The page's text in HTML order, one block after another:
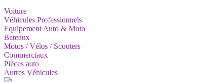
Voiture
Véhicules Professionnels
Equipement Auto & Moto
Bateaux
Motos / Vélos / Scooters
Commerciaux
Pièces auto
Autres Véhicules